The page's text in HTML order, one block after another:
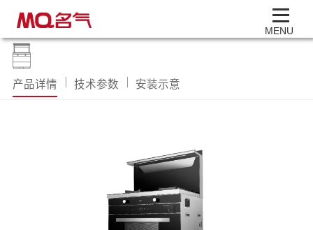
MENU
产品详情 技术参数 安装示意